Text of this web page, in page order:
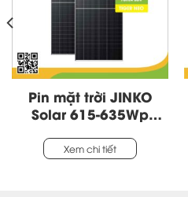
Pin mặt trời JINKO
Solar 615-635Wp
TYPE
Xem chi tiết